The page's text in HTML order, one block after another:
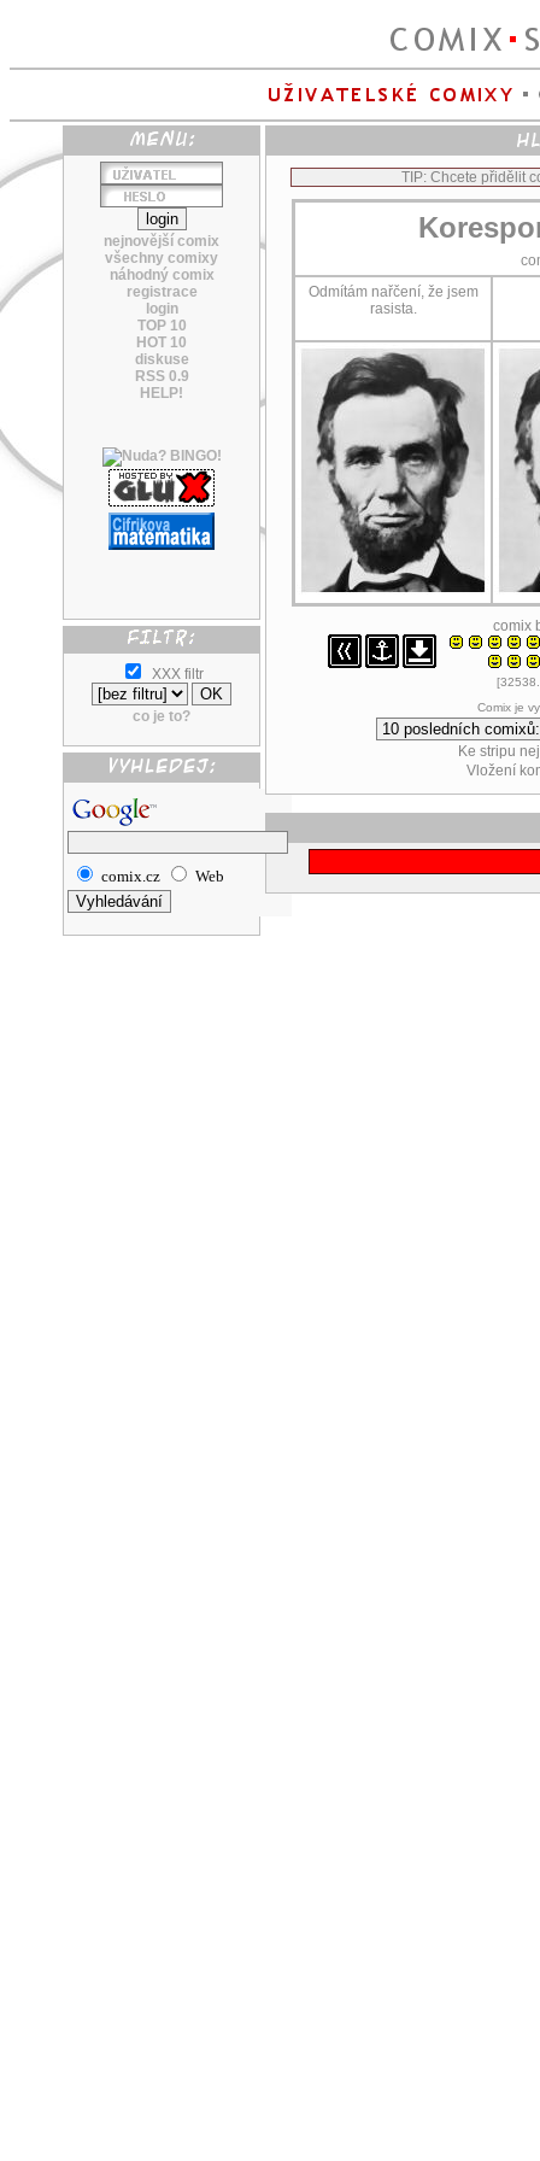
nejnovější comix
všechny comixy
náhodný comix
registrace
login
TOP 10
HOT 10
diskuse
RSS 0.9
HELP!
XXX filtr
co je to?
comix.cz Web
TIP: Chcete přidělit
Odmítám nařčení, že jsem
rasista.
comix
Comix je
Ke stripu
Vložení